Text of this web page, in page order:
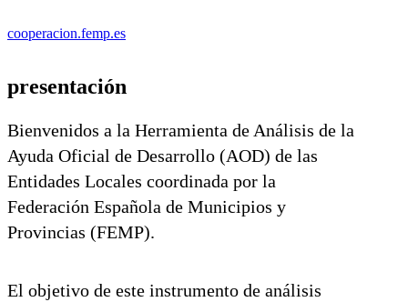
cooperacion.femp.es
presentación
Bienvenidos a la Herramienta de Análisis de la
Ayuda Oficial de Desarrollo (AOD) de las
Entidades Locales coordinada por la
Federación Española de Municipios y
Provincias (FEMP).
El objetivo de este instrumento de análisis